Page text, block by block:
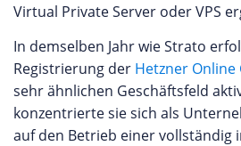
Virtual Private Server oder VPS
In demselben Jahr wie Strato
Registrierung der Hetzner Online
sehr ähnlichen Geschäftsfeld
konzentrierte sie sich als
auf den Betrieb einer vollständig